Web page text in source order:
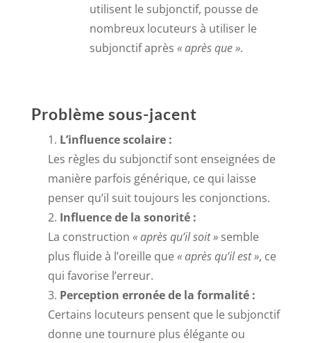
utilisent le subjonctif, pousse de
nombreux locuteurs à utiliser le
subjonctif après « après que ».
Problème sous-jacent
L’influence scolaire :
Les règles du subjonctif sont enseignées de
manière parfois générique, ce qui laisse
penser qu’il suit toujours les conjonctions.
Influence de la sonorité :
La construction « après qu’il soit »semble
plus fluide à l’oreille que« après qu’il est », ce
qui favorise l’erreur.
Perception erronée de la formalité :
Certains locuteurs pensent que le subjonctif
donne une tournure plus élégante ou